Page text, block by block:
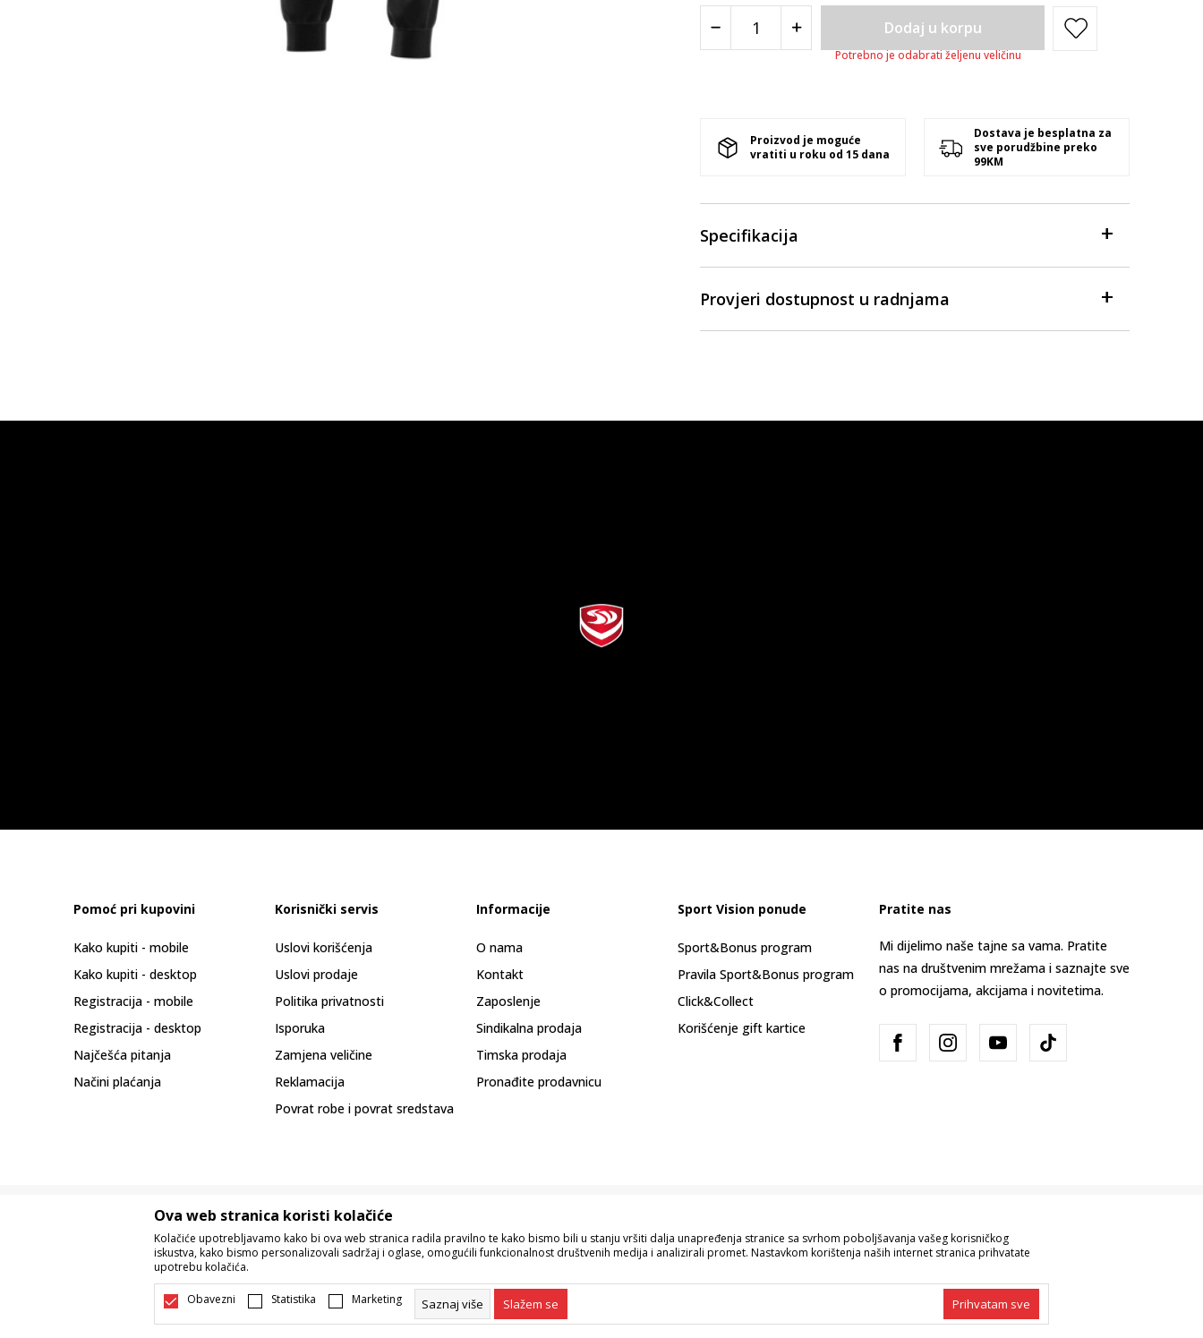
Dodaj u korpu
Potrebno je odabrati željenu veličinu
Proizvod je moguće
vratiti u roku od 15 dana
Dostava je besplatna za
sve porudžbine preko
99KM
Specifikacija
Provjeri dostupnost u radnjama
Pomoć pri kupovini
Kako kupiti - mobile
Kako kupiti - desktop
Registracija - mobile
Registracija - desktop
Najčešća pitanja
Načini plaćanja
Korisnički servis
Uslovi korišćenja
Uslovi prodaje
Politika privatnosti
Isporuka
Zamjena veličine
Reklamacija
Povrat robe i povrat sredstava
Informacije
O nama
Kontakt
Zaposlenje
Sindikalna prodaja
Timska prodaja
Pronađite prodavnicu
Sport Vision ponude
Sport&Bonus program
Pravila Sport&Bonus program
Click&Collect
Korišćenje gift kartice
Pratite nas
Mi dijelimo naše tajne sa vama. Pratite
nas na društvenim mrežama i saznajte sve
o promocijama, akcijama i novitetima.
Nastojimo da budemo što precizniji u opisu proizvoda, prikazu slika i samih cijena, ali ne možemo garantovati da su sve informacije kompletne i bez grešaka.
Svi artikli prikazani na sajtu su dio naše ponude i ne podrazumijeva da su dostupni u svakom trenutku. Raspoloživost robe možete provjeriti pozivom na broj
©2026www.sportvision.ba, IzradaNB SOFT. Sva prava zadržana.
Ova web stranica koristi kolačiće
Kolačiće upotrebljavamo kako bi ova web stranica radila pravilno te kako bismo bili u stanju vršiti dalja unapređenja stranice sa svrhom poboljšavanja vašeg korisničkog
iskustva, kako bismo personalizovali sadržaj i oglase, omogućili funkcionalnost društvenih medija i analizirali promet. Nastavkom korištenja naših internet stranica prihvatate
upotrebu kolačića.
Obavezni Statistika Marketing Saznaj više Slažem se Prihvatam sve